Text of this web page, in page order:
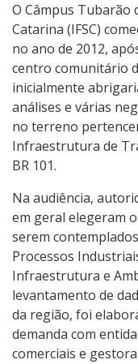
O Câmpus Tubarão
Catarina (IFSC)
no ano de 2012,
centro comunitário
inicialmente
análises e várias
no terreno
Infraestrutura de
BR 101.
Na audiência,
em geral elegeram
serem
Processos
Infraestrutura e
levantamento de
da região, foi
demanda com
comerciais e